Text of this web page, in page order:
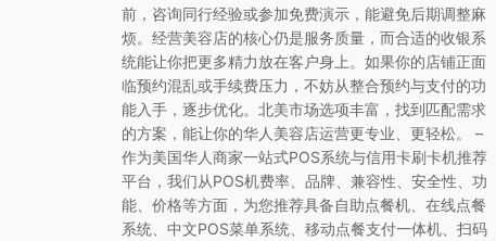
前，咨询同行经验或参加免费演示，能避免后期调整麻
烦。经营美容店的核心仍是服务质量，而合适的收银系
统能让你把更多精力放在客户身上。如果你的店铺正面
临预约混乱或手续费压力，不妨从整合预约与支付的功
能入手，逐步优化。北美市场选项丰富，找到匹配需求
的方案，能让你的华人美容店运营更专业、更轻松。 –
作为美国华人商家一站式POS系统与信用卡刷卡机推荐
平台，我们从POS机费率、品牌、兼容性、安全性、功
能、价格等方面，为您推荐具备自助点餐机、在线点餐
系统、中文POS菜单系统、移动点餐支付一体机、扫码